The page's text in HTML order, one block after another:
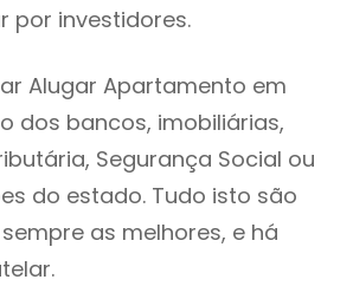
por investidores.
Alugar Apartamento em
dos bancos, imobiliárias,
Segurança Social ou
do estado. Tudo isto são
as melhores, e há